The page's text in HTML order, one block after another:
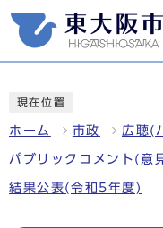
現在位置
ホーム 市政 広聴(
パブリックコメント(意
結果公表(令和5年度)